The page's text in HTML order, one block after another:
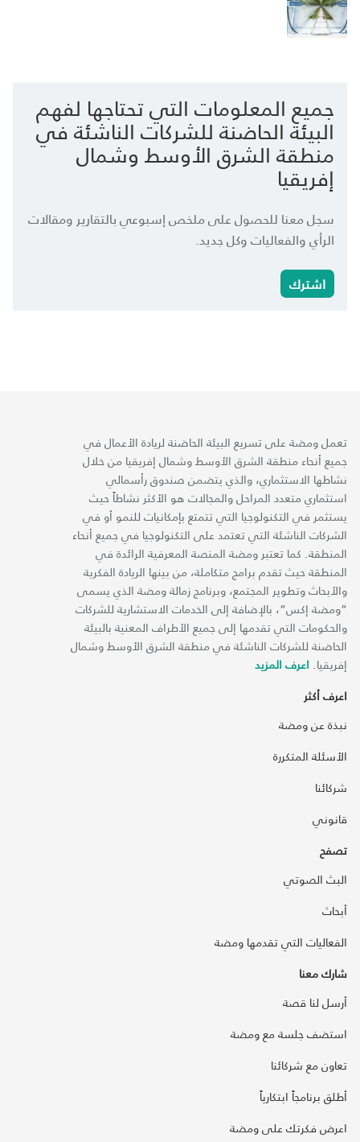
جميع المعلومات التي تحتاجها لفهم
البيئة الحاضنة للشركات الناشئة في
منطقة الشرق الأوسط وشمال
إفريقيا
سجل معنا للحصول على ملخص إسبوعي بالتقارير ومقالات
الرأي والفعاليات وكل جديد.
اشترك
تعمل ومضة على تسريع البيئة الحاضنة لريادة الأعمال في
جميع أنحاء منطقة الشرق الأوسط وشمال إفريقيا من خلال
نشاطها الاستثماري، والذي يتضمن صندوق رأسمالي
استثماري متعدد المراحل والمجالات هو الأكثر نشاطاً حيث
يستثمر في التكنولوجيا التي تتمتع بإمكانيات للنمو أو في
الشركات الناشئة التي تعتمد على التكنولوجيا في جميع أنحاء
المنطقة. كما تعتبر ومضة المنصة المعرفية الرائدة في
المنطقة حيث تقدم برامج متكاملة، من بينها الريادة الفكرية
والأبحاث وتطوير المجتمع، وبرنامج زمالة ومضة الذي يسمى
“ومضة إكس“، بالإضافة إلى الخدمات الاستشارية للشركات
والحكومات التي تقدمها إلى جميع الأطراف المعنية بالبيئة
الحاضنة للشركات الناشئة في منطقة الشرق الأوسط وشمال
إفريقيا. اعرف المزيد
اعرف أكثر
نبذة عن ومضة
الأسئلة المتكررة
شركائنا
قانوني
تصفح
البث الصوتي
أبحاث
الفعاليات التي تقدمها ومضة
شارك معنا
أرسل لنا قصة
استضف جلسة مع ومضة
تعاون مع شركائنا
أطلق برنامجاً ابتكارياً
اعرض فكرتك على ومضة